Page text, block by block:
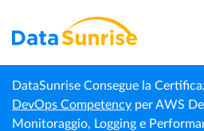
DataSunrise Consegue la
DevOps Competency per AWS
Monitoraggio, Logging e
Homepage Sybase Adaptive Server